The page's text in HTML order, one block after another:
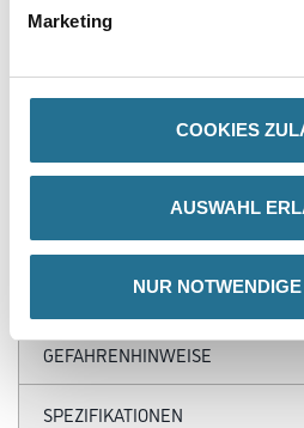
Marketing
COOKIES
AUSWAHL
NUR
PRODUKTEIGENSCHAFTEN
Produkteigenschaft
- Nr. Sicher Aufmachung
ZUSATZINFOS
GEFAHRENHINWEISE
SPEZIFIKATIONEN